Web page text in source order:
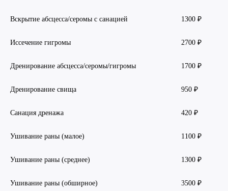
Вскрытие абсцесса/серомы с санацией 1300 ₽
Иссечение гигромы 2700 ₽
Дренирование абсцесса/серомы/гигромы 1700 ₽​
Дренирование свища 950 ₽
Санация дренажа 420 ₽
Ушивание раны (малое) 1100 ₽
Ушивание раны (среднее) 1300 ₽
Ушивание раны (обширное) 3500 ₽